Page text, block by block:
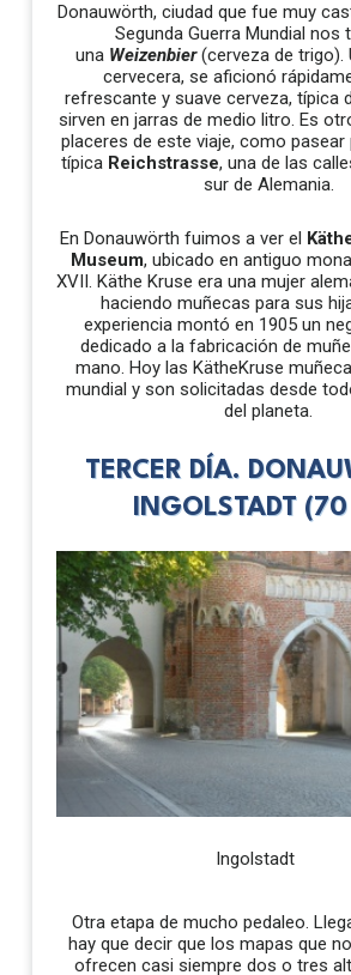
Donauwörth, ciudad que fue muy
Segunda Guerra Mundial nos
una Weizenbier (cerveza de trigo).
cervecera, se aficionó
refrescante y suave cerveza, típica
sirven en jarras de medio litro. Es
placeres de este viaje, como
típica Reichstrasse, una de las
sur de Alemania.
En Donauwörth fuimos a ver el
Museum, ubicado en antiguo
XVII. Käthe Kruse era una mujer
haciendo muñecas para sus
experiencia montó en 1905 un
dedicado a la fabricación de
mano. Hoy las KätheKruse
mundial y son solicitadas desde
del planeta.
TERCER DÍA.
INGOLSTADT
Ingolstadt
Otra etapa de mucho pedaleo.
hay que decir que los mapas que
ofrecen casi siempre dos o tres